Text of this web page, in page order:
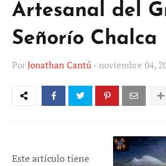
Artesanal del
Señorío Chalca
PorJonathan Cantú - noviembre 04,
Este artículo tiene